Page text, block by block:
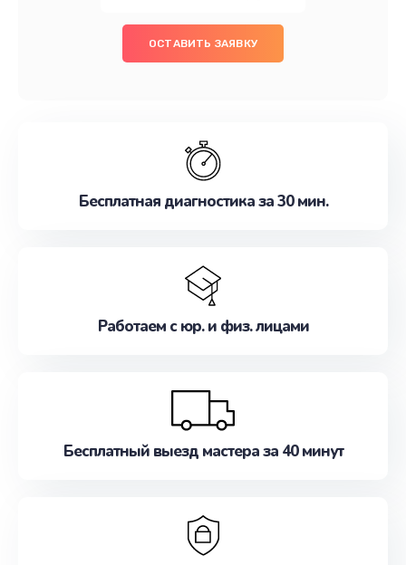
ОСТАВИТЬ ЗАЯВКУ
Бесплатная диагностика за 30 мин.
Работаем с юр. и физ. лицами
Бесплатный выезд мастера за 40 минут